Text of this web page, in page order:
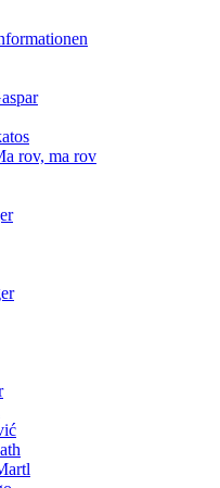
rov, ma rov